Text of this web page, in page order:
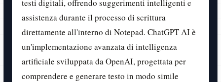
testi digitali, offrendo suggerimenti intelligenti e
assistenza durante il processo di scrittura
direttamente all'interno di Notepad. ChatGPT AI è
un'implementazione avanzata di intelligenza
artificiale sviluppata da OpenAI, progettata per
comprendere e generare testo in modo simile